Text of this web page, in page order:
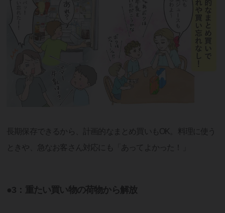
長期保存できるから、計画的なまとめ買いもOK。料理に使う
ときや、急なお客さん対応にも「あってよかった！」
●3：重たい買い物の荷物から解放